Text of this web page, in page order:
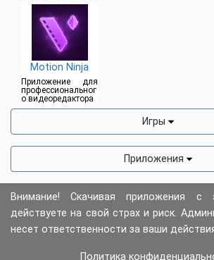
Motion Ninja
Приложение для
профессиональног
о видеоредактора
Игры
Приложения
Внимание! Скачивая приложения с
действуете на свой страх и риск.
несет ответственности за ваши
Политика